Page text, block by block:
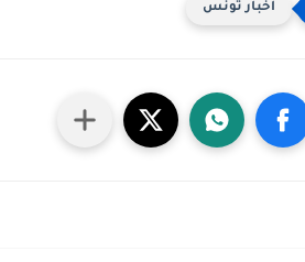
أخبار تونس